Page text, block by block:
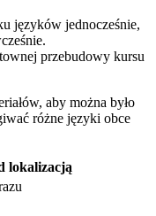
języków jednocześnie,
przebudowy kursu
aby można było
różne języki obce
lokalizacją